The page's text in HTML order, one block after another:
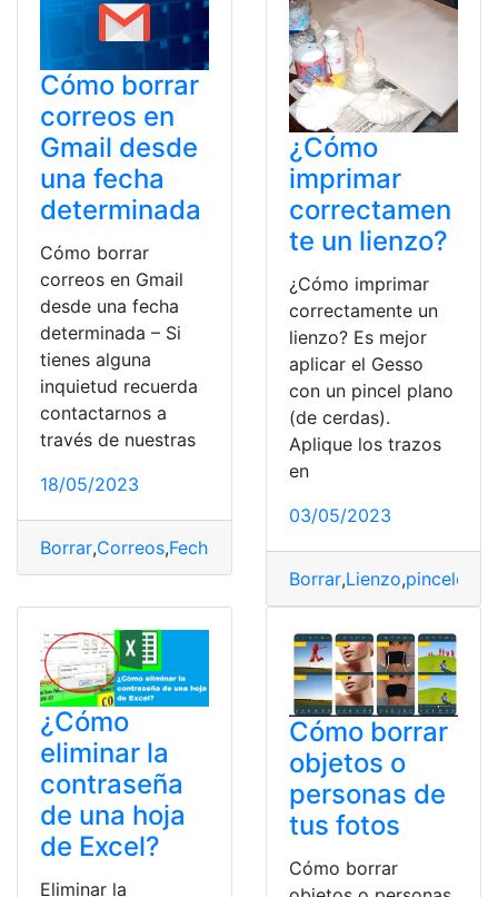
Cómo borrar
correos en
Gmail desde
una fecha
determinada
Cómo borrar
correos en Gmail
desde una fecha
determinada – Si
tienes alguna
inquietud recuerda
contactarnos a
través de nuestras
18/05/2023
Borrar,Correos,Fecha fecha determinada,Gmail
¿Cómo
imprimar
correctamen
te un lienzo?
¿Cómo imprimar
correctamente un
lienzo? Es mejor
aplicar el Gesso
con un pincel plano
(de cerdas).
Aplique los trazos
en
03/05/2023
Borrar,Lienzo,pinceles
¿Cómo
eliminar la
contraseña
de una hoja
de Excel?
Eliminar la
Cómo borrar
objetos o
personas de
tus fotos
Cómo borrar